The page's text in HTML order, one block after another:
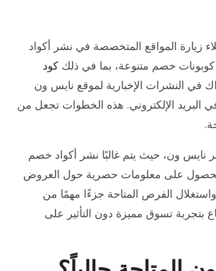
جديد 2024، يمكن للعملاء زيارة المواقع المتخصصة في نشر أكواد
خصم متنوعة، بما في ذلك كود
في النشرات الإخبارية لموقع نايس ون
الإلكتروني. هذه الخطوات تجعل من
نايس ون، حيث يتم غالبًا نشر أكواد خصم
الحصول على معلومات حصرية حول العروض
الفرص المتاحة جزءًا مهمًا من
بتجربة تسوق مميزة دون التأثير على